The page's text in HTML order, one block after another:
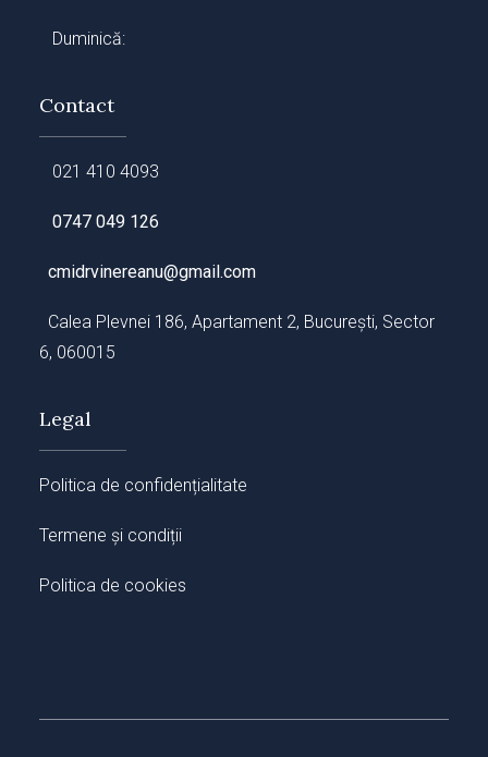
Duminică:
Contact
021 410 4093
0747 049 126
cmidrvinereanu@gmail.com
Calea Plevnei 186, Apartament 2, București, Sector
6, 060015
Legal
Politica de confidențialitate
Termene și condiții
Politica de cookies